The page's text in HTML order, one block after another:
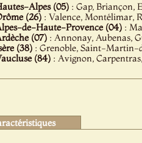
Alpes (05): Gap, Briançon,
(26): Valence, Montélimar,
de-Haute-Provence (04):
(07): Annonay, Aubenas,
(38): Grenoble, Saint-Martin-
(84): Avignon,